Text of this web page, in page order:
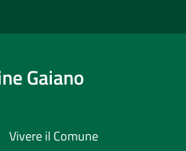
Gaiano
Vivere il Comune